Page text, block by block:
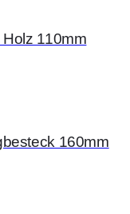
110mm
160mm